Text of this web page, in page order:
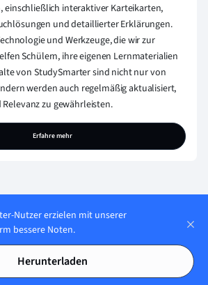
einschließlich interaktiver Karteikarten,
und detaillierter Erklärungen.
und Werkzeuge, die wir zur
Schülern, ihre eigenen Lernmaterialien
von StudySmarter sind nicht nur von
werden auch regelmäßig aktualisiert,
zu gewährleisten.
Erfahre mehr
Lerne
Nutzer erzielen mit unserer
bessere Noten.
Herunterladen